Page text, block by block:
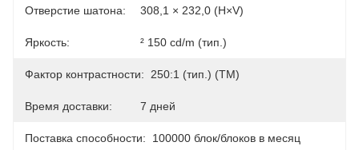
Отверстие шатона: 308,1 × 232,0 (H×V)
Яркость: ² 150 cd/m (тип.)
Фактор контрастности: 250:1 (тип.) (TM)
Время доставки: 7 дней
Поставка способности: 100000 блок/блоков в месяц